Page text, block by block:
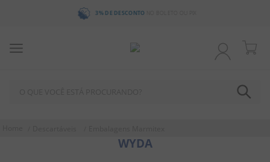
3% DE DESCONTONO BOLETO OU PIX
WYDA
1º